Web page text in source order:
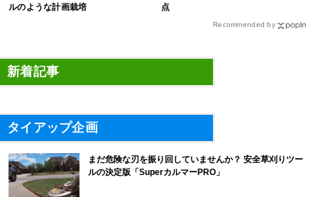
ルのような計画栽培
点
Recommended by
新着記事
タイアップ企画
まだ危険な刃を振り回していませんか？ 安全草刈りツー
ルの決定版「SuperカルマーPRO」